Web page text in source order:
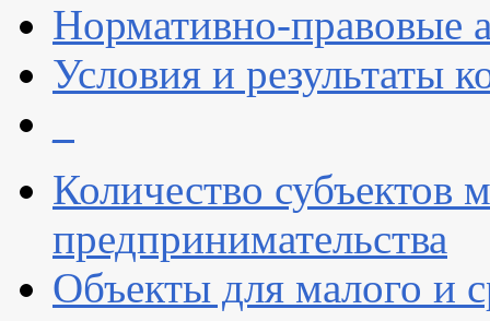
Нормативно-правовые
Условия и результаты
Количество субъектов
предпринимательства
Объекты для малого и